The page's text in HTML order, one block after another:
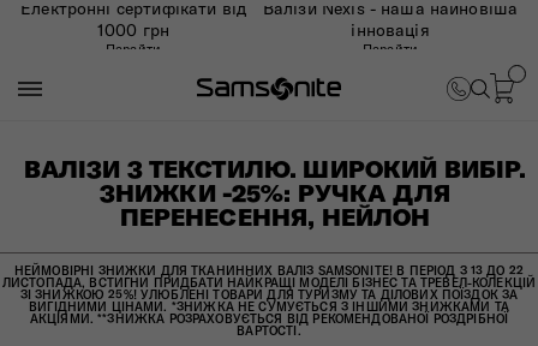
Електронні сертифікати від
1000 грн
Перейти
Валізи Nexis - наша найновіша
інновація
Перейти
ВАЛІЗИ З ТЕКСТИЛЮ. ШИРОКИЙ ВИБІР.
ЗНИЖКИ -25%: РУЧКА ДЛЯ
ПЕРЕНЕСЕННЯ, НЕЙЛОН
НЕЙМОВІРНІ ЗНИЖКИ ДЛЯ ТКАНИННИХ ВАЛІЗ SAMSONITE! В ПЕРІОД З 13 ДО 22
ЛИСТОПАДА, ВСТИГНИ ПРИДБАТИ НАЙКРАЩІ МОДЕЛІ БІЗНЕС ТА ТРЕВЕЛ-КОЛЕКЦІЙ
ЗІ ЗНИЖКОЮ 25%! УЛЮБЛЕНІ ТОВАРИ ДЛЯ ТУРИЗМУ ТА ДІЛОВИХ ПОЇЗДОК ЗА
ВИГІДНИМИ ЦІНАМИ. *ЗНИЖКА НЕ СУМУЄТЬСЯ З ІНШИМИ ЗНИЖКАМИ ТА
АКЦІЯМИ. **ЗНИЖКА РОЗРАХОВУЄТЬСЯ ВІД РЕКОМЕНДОВАНОЇ РОЗДРІБНОЇ
ВАРТОСТІ.